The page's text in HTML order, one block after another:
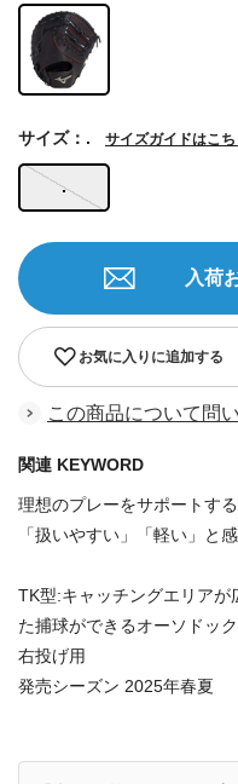
.
サイズ：. サイズガイドはこち
お気に入りに追加する
入荷
この商品について問
関連 KEYWORD
理想のプレーをサポートす
「扱いやすい」「軽い」と
TK型:キャッチングエリアが
た捕球ができるオーソドッ
右投げ用
発売シーズン 2025年春夏